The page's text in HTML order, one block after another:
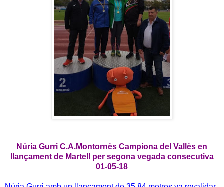
Núria Gurri C.A.Montornès Campiona del Vallès en
llançament de Martell per segona vegada consecutiva
01-05-18